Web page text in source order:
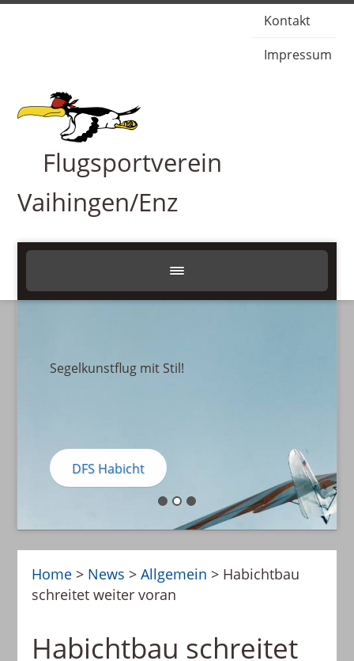
Kontakt
Impressum
Flugsportverein
Vaihingen/Enz
Segelkunstflug mit Stil!
DFS Habicht
Home > News > Allgemein > Habichtbau
schreitet weiter voran
Habichtbau schreitet